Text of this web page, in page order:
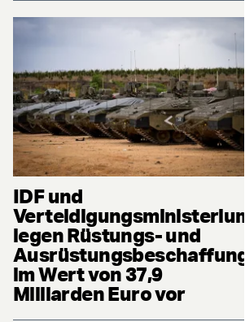
IDF und
Verteidigungsministerium
legen Rüstungs- und
Ausrüstungsbeschaffung
im Wert von 37,9
Milliarden Euro vor